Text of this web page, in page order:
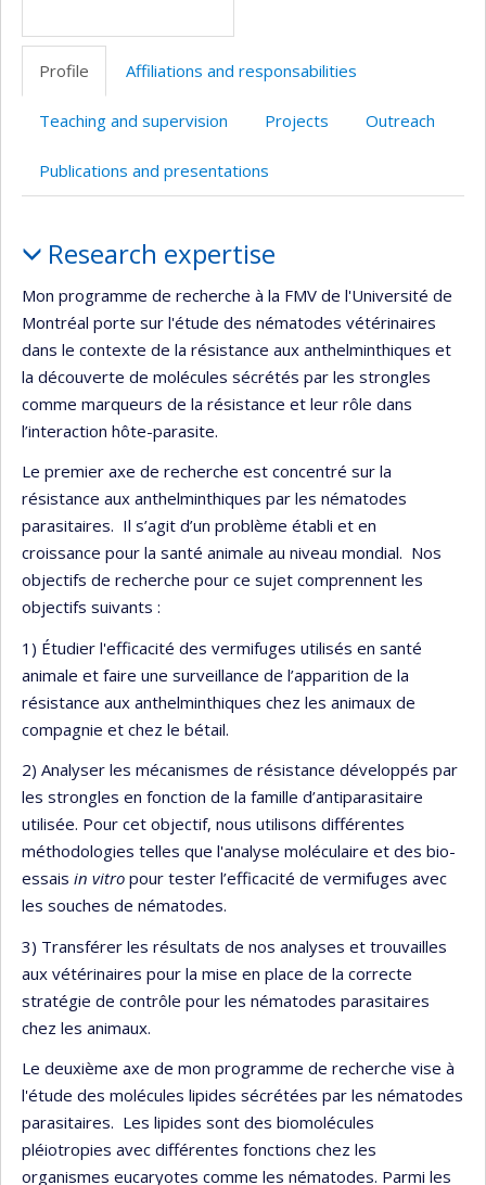
Profile Affiliations and responsabilities
Teaching and supervision Projects Outreach
Publications and presentations
Research expertise
Mon programme de recherche à la FMV de l'Université de
Montréal porte sur l'étude des nématodes vétérinaires
dans le contexte de la résistance aux anthelminthiques et
la découverte de molécules sécrétés par les strongles
comme marqueurs de la résistance et leur rôle dans
l’interaction hôte-parasite.
Le premier axe de recherche est concentré sur la
résistance aux anthelminthiques par les nématodes
parasitaires. Il s’agit d’un problème établi et en
croissance pour la santé animale au niveau mondial. Nos
objectifs de recherche pour ce sujet comprennent les
objectifs suivants :
1) Étudier l'efficacité des vermifuges utilisés en santé
animale et faire une surveillance de l’apparition de la
résistance aux anthelminthiques chez les animaux de
compagnie et chez le bétail.
2) Analyser les mécanismes de résistance développés par
les strongles en fonction de la famille d’antiparasitaire
utilisée. Pour cet objectif, nous utilisons différentes
méthodologies telles que l'analyse moléculaire et des bio-
essais in vitro pour tester l’efficacité de vermifuges avec
les souches de nématodes.
3) Transférer les résultats de nos analyses et trouvailles
aux vétérinaires pour la mise en place de la correcte
stratégie de contrôle pour les nématodes parasitaires
chez les animaux.
Le deuxième axe de mon programme de recherche vise à
l'étude des molécules lipides sécrétées par les nématodes
parasitaires. Les lipides sont des biomolécules
pléiotropies avec différentes fonctions chez les
organismes eucaryotes comme les nématodes. Parmi les